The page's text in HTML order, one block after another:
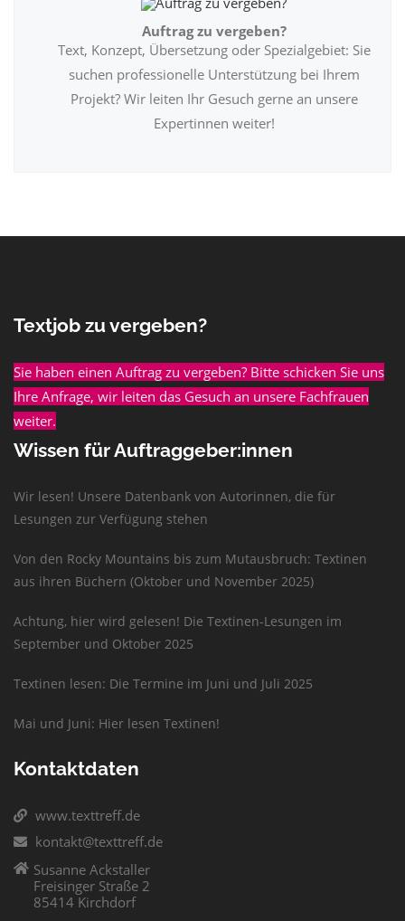
Auftrag zu vergeben?
Text, Konzept, Übersetzung oder Spezialgebiet: Sie
suchen professionelle Unterstützung bei Ihrem
Projekt? Wir leiten Ihr Gesuch gerne an unsere
Expertinnen weiter!
Textjob zu vergeben?
Sie haben einen Auftrag zu vergeben? Bitte schicken Sie uns
Ihre Anfrage, wir leiten das Gesuch an unsere Fachfrauen
weiter.
Wissen für Auftraggeber:innen
Wir lesen! Unsere Datenbank von Autorinnen, die für
Lesungen zur Verfügung stehen
Von den Rocky Mountains bis zum Mutausbruch: Textinen
aus ihren Büchern (Oktober und November 2025)
Achtung, hier wird gelesen! Die Textinen-Lesungen im
September und Oktober 2025
Textinen lesen: Die Termine im Juni und Juli 2025
Mai und Juni: Hier lesen Textinen!
Kontaktdaten
www.texttreff.de
kontakt@texttreff.de
Susanne Ackstaller
Freisinger Straße 2
85414 Kirchdorf